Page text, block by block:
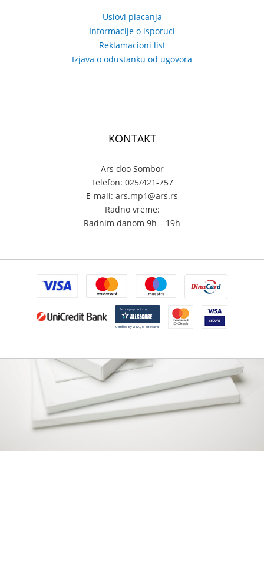
Uslovi placanja
Informacije o isporuci
Reklamacioni list
Izjava o odustanku od ugovora
KONTAKT
Ars doo Sombor
Telefon: 025/421-757
E-mail: ars.mp1@ars.rs
Radno vreme:
Radnim danom 9h – 19h